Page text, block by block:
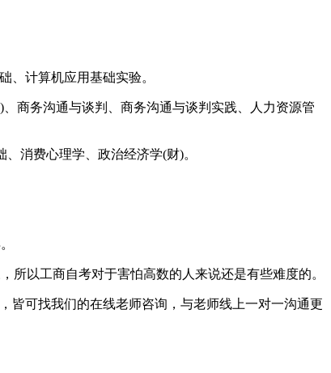
、计算机应用基础实验。
商务沟通与谈判、商务沟通与谈判实践、人力资源管
消费心理学、政治经济学(财)。
以工商自考对于害怕高数的人来说还是有些难度的。
皆可找我们的在线老师咨询，与老师线上一对一沟通更